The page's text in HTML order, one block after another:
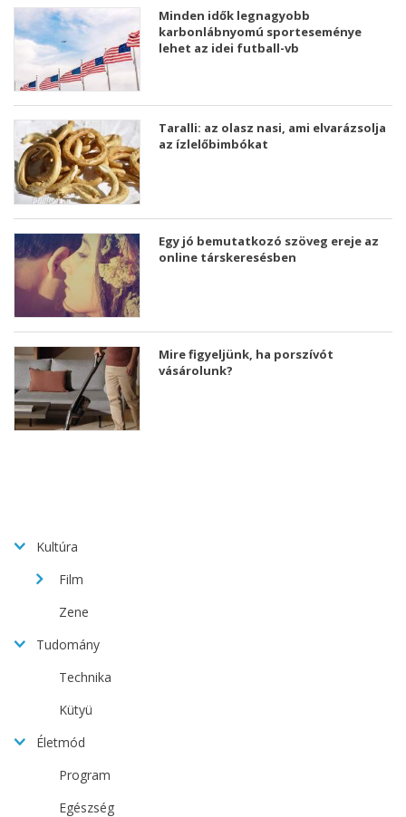
Minden idők legnagyobb
karbonlábnyomú sporteseménye
lehet az idei futball-vb
Taralli: az olasz nasi, ami elvarázsolja
az ízlelőbimbókat
Egy jó bemutatkozó szöveg ereje az
online társkeresésben
Mire figyeljünk, ha porszívót
vásárolunk?
Kultúra
Film
Zene
Tudomány
Technika
Kütyü
Életmód
Program
Egészség